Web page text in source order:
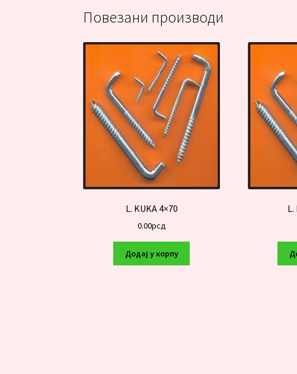
Повезани производи
L. KUKA 4×70
0.00рсд
Додај у корпу
L.